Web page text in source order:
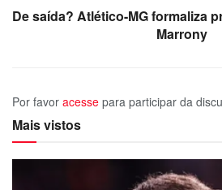
De saída? Atlético-MG formaliza
Marrony
Por favor acesse para participar da
Mais vistos